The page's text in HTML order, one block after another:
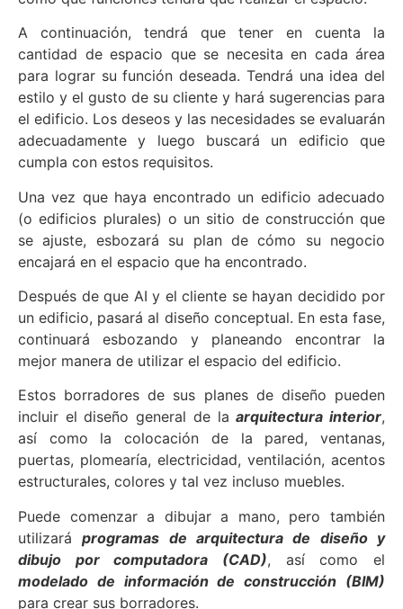
A continuación, tendrá que tener en cuenta la
cantidad de espacio que se necesita en cada área
para lograr su función deseada. Tendrá una idea del
estilo y el gusto de su cliente y hará sugerencias para
el edificio. Los deseos y las necesidades se evaluarán
adecuadamente y luego buscará un edificio que
cumpla con estos requisitos.
Una vez que haya encontrado un edificio adecuado
(o edificios plurales) o un sitio de construcción que
se ajuste, esbozará su plan de cómo su negocio
encajará en el espacio que ha encontrado.
Después de que AI y el cliente se hayan decidido por
un edificio, pasará al diseño conceptual. En esta fase,
continuará esbozando y planeando encontrar la
mejor manera de utilizar el espacio del edificio.
Estos borradores de sus planes de diseño pueden
incluir el diseño general de laarquitectura interior,
así como la colocación de la pared, ventanas,
puertas, plomearía, electricidad, ventilación, acentos
estructurales, colores y tal vez incluso muebles.
Puede comenzar a dibujar a mano, pero también
utilizaráprogramas de arquitectura de diseño y
dibujo por computadora (CAD), así como el
modelado de información de construcción (BIM)
para crear sus borradores.